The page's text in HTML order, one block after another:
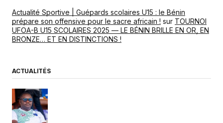
Actualité Sportive | Guépards scolaires U15 : le Bénin
prépare son offensive pour le sacre africain ! sur TOURNOI
UFOA-B U15 SCOLAIRES 2025 — LE BÉNIN BRILLE EN OR, EN
BRONZE… ET EN DISTINCTIONS !
ACTUALITÉS